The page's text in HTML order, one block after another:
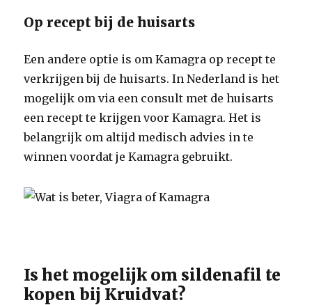
Op recept bij de huisarts
Een andere optie is om Kamagra op recept te
verkrijgen bij de huisarts. In Nederland is het
mogelijk om via een consult met de huisarts
een recept te krijgen voor Kamagra. Het is
belangrijk om altijd medisch advies in te
winnen voordat je Kamagra gebruikt.
Is het mogelijk om sildenafil te
kopen bij Kruidvat?